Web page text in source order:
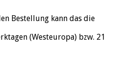
Bestellung kann das die
(Westeuropa) bzw. 21